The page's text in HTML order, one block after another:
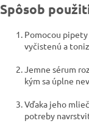
Spôsob
Pomocou
vyčistenú a
Jemne sérum
kým sa úplne
Vďaka jeho
potreby